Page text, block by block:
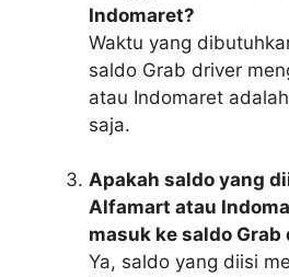
Indomaret?
Waktu yang
saldo Grab driver
atau Indomaret
saja.
Apakah saldo yang
Alfamart atau
masuk ke saldo Grab
Ya, saldo yang diisi